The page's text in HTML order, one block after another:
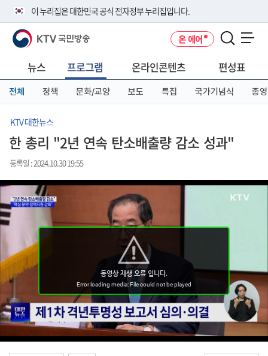
이 누리집은 대한민국 공식 전자정부 누리집입니다.
공식 누리집 주소 확인하기
니다.
이밖에 or.kr 또는 .kr등 다른 도메인 주소를 사용하고 있다면 아래 URL에
서 도메인 주소를 확인해 보세요
KTV 국민방송 온 에어
뉴스 프로그램 온라인콘텐츠 편성표
전체 정책 문화/교양 보도 특집 국가기념식 종영
KTV 대한뉴스
한 총리 "2년 연속 탄소배출량 감소 성과"
등록일 : 2024.10.30 19:55